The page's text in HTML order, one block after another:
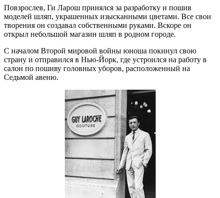
Повзрослев, Ги Ларош принялся за разработку и пошив
моделей шляп, украшенных изысканными цветами. Все свои
творения он создавал собственными руками. Вскоре он
открыл небольшой магазин шляп в родном городе.
С началом Второй мировой войны юноша покинул свою
страну и отправился в Нью-Йорк, где устроился на работу в
салон по пошиву головных уборов, расположенный на
Седьмой авеню.